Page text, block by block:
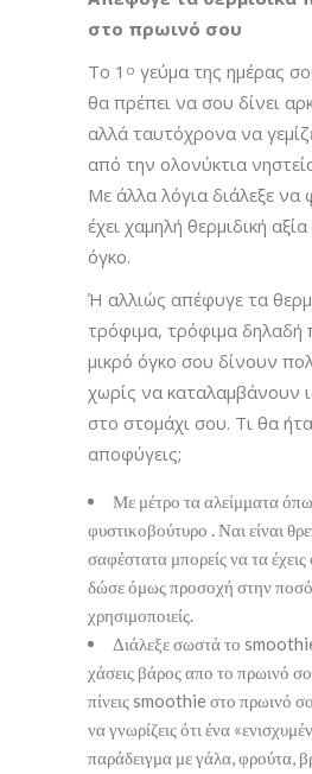
στο πρωινό σου
Το 1 ο γεύμα της ημέρας
θα πρέπει να σου δίνει
αλλά ταυτόχρονα να
από την ολονύκτια
Με άλλα λόγια διάλεξε να
έχει χαμηλή θερμιδική
όγκο.
Ή αλλιώς απέφυγε τα
τρόφιμα, τρόφιμα δηλαδή
μικρό όγκο σου δίνουν
χωρίς να καταλαμβάνουν
στο στομάχι σου. Τι θα
αποφύγεις;
Με μέτρο τα αλείμματα
φυστικοβούτυρο . Ναι είναι
σαφέστατα μπορείς να τα
δώσε όμως προσοχή στην
χρησιμοποιείς.
Διάλεξε σωστά το
χάσεις βάρος απο το πρωινό
πίνεις smoothie στο πρωινό
να γνωρίζεις ότι ένα
παράδειγμα με γάλα, φρούτα,